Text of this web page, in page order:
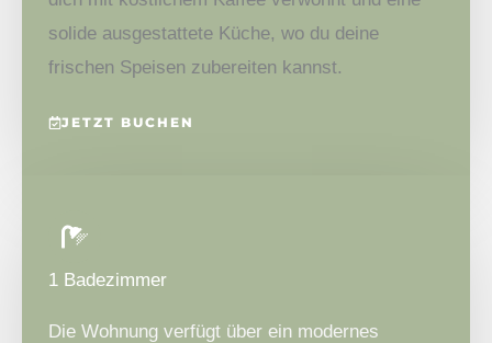
solide ausgestattete Küche, wo du deine
frischen Speisen zubereiten kannst.
JETZT BUCHEN
1 Badezimmer
Die Wohnung verfügt über ein modernes